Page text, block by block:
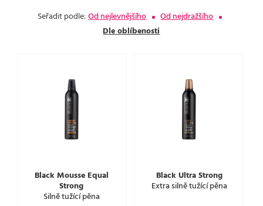
Seřadit podle:Od nejlevnějšího
Od nejdražšího
Dle oblíbenosti
Black Mousse Equal
Strong
Silně tužící pěna
Black Ultra Strong
Extra silně tužící pěna